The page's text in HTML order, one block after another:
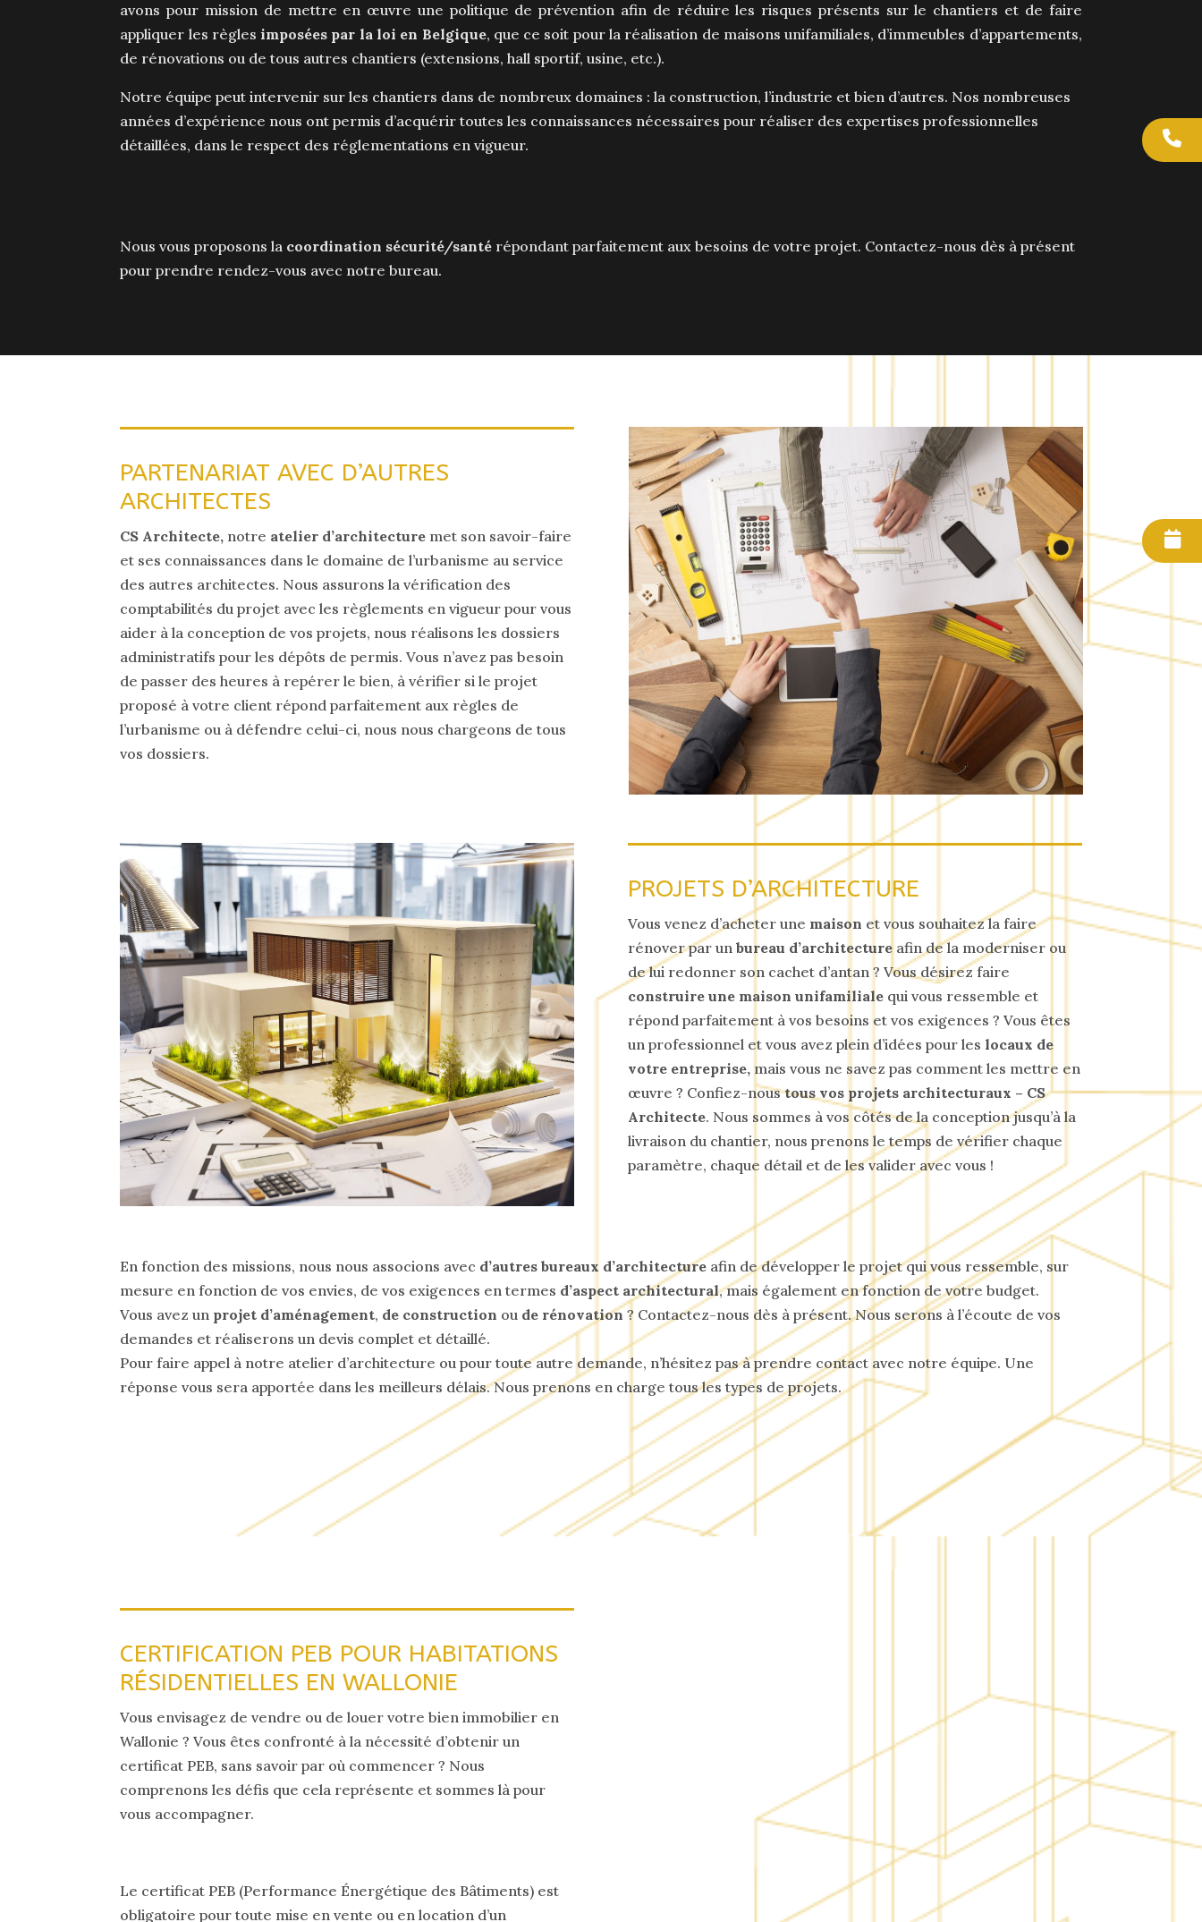
avons pour mission de mettre en œuvre une politique de prévention afin de réduire les risques présents sur le chantiers et de faire
appliquer les règles imposées par la loi en Belgique, que ce soit pour la réalisation de maisons unifamiliales, d’immeubles d’appartements,
de rénovations ou de tous autres chantiers (extensions, hall sportif, usine, etc.).
Notre équipe peut intervenir sur les chantiers dans de nombreux domaines : la construction, l’industrie et bien d’autres. Nos nombreuses
années d’expérience nous ont permis d’acquérir toutes les connaissances nécessaires pour réaliser des expertises professionnelles
détaillées, dans le respect des réglementations en vigueur.
Nous vous proposons la coordination sécurité/santé répondant parfaitement aux besoins de votre projet. Contactez-nous dès à présent
pour prendre rendez-vous avec notre bureau.
PARTENARIAT AVEC D’AUTRES
ARCHITECTES
CS Architecte, notre atelier d’architecture met son savoir-faire
et ses connaissances dans le domaine de l’urbanisme au service
des autres architectes. Nous assurons la vérification des
comptabilités du projet avec les règlements en vigueur pour vous
aider à la conception de vos projets, nous réalisons les dossiers
administratifs pour les dépôts de permis. Vous n’avez pas besoin
de passer des heures à repérer le bien, à vérifier si le projet
proposé à votre client répond parfaitement aux règles de
l’urbanisme ou à défendre celui-ci, nous nous chargeons de tous
vos dossiers.
PROJETS D’ARCHITECTURE
Vous venez d’acheter une maison et vous souhaitez la faire
rénover par un bureau d’architecture afin de la moderniser ou
de lui redonner son cachet d’antan ? Vous désirez faire
construire une maison unifamilialequi vous ressemble et
répond parfaitement à vos besoins et vos exigences ? Vous êtes
un professionnel et vous avez plein d’idées pour les locaux de
votre entreprise, mais vous ne savez pas comment les mettre en
œuvre ? Confiez-noustous vos projets architecturaux – CS
Architecte. Nous sommes à vos côtés de la conception jusqu’à la
livraison du chantier, nous prenons le temps de vérifier chaque
paramètre, chaque détail et de les valider avec vous !
En fonction des missions, nous nous associons avec d’autres bureaux d’architecture afin de développer le projet qui vous ressemble, sur
mesure en fonction de vos envies, de vos exigences en termes d’aspect architectural, mais également en fonction de votre budget.
Vous avez un projet d’aménagement, de construction ou de rénovation ? Contactez-nous dès à présent. Nous serons à l’écoute de vos
demandes et réaliserons un devis complet et détaillé.
Pour faire appel à notre atelier d’architecture ou pour toute autre demande, n’hésitez pas à prendre contact avec notre équipe. Une
réponse vous sera apportée dans les meilleurs délais. Nous prenons en charge tous les types de projets.
CERTIFICATION PEB POUR HABITATIONS
RÉSIDENTIELLES EN WALLONIE
Vous envisagez de vendre ou de louer votre bien immobilier en
Wallonie ? Vous êtes confronté à la nécessité d’obtenir un
certificat PEB, sans savoir par où commencer ? Nous
comprenons les défis que cela représente et sommes là pour
vous accompagner.
Le certificat PEB (Performance Énergétique des Bâtiments) est
obligatoire pour toute mise en vente ou en location d’un